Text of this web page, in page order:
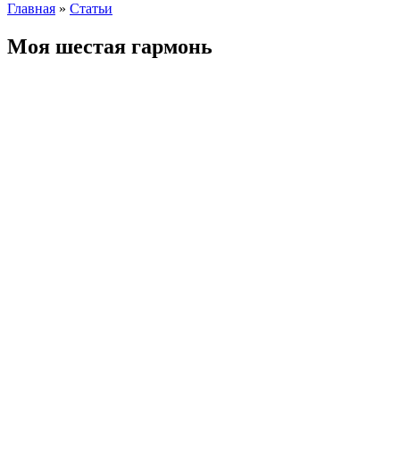
Главная » Cтатьи
Моя шестая гармонь